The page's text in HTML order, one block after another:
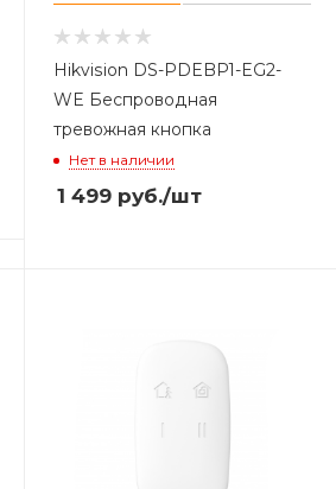
Hikvision DS-PDEBP1-EG2-
WE Беспроводная
тревожная кнопка
Нет в наличии
1 499руб./шт